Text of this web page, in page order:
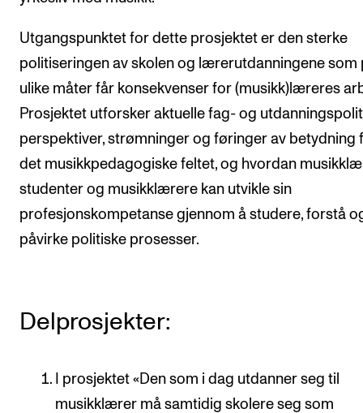
Utgangspunktet for dette prosjektet er den sterke
politiseringen av skolen og lærerutdanningene som
ulike måter får konsekvenser for (musikk)læreres
Prosjektet utforsker aktuelle fag- og
perspektiver, strømninger og føringer av betydning
det musikkpedagogiske feltet, og hvordan
studenter og musikklærere kan utvikle sin
profesjonskompetanse gjennom å studere, forstå
påvirke politiske prosesser.
Delprosjekter:
I prosjektet «Den som i dag utdanner seg til
musikklærer må samtidig skolere seg som